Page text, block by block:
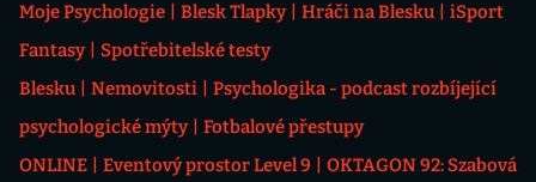
Moje Psychologie Blesk Tlapky Hráči na Blesku
iSport
Fantasy
Spotřebitelské testy
Blesku
Nemovitosti
Psychologika - podcast rozbíjející
psychologické mýty
Fotbalové přestupy
ONLINE
Eventový prostor Level 9
OKTAGON 92: Szabová